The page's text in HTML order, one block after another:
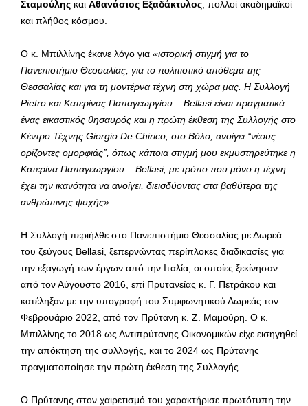
Σταμούλης και Αθανάσιος Εξαδάκτυλος , πολλοί ακαδημαϊκοί
και πλήθος κόσμου.
Ο κ. Μπιλλίνης έκανε λόγο για «ιστορική στιγμή για το
Πανεπιστήμιο Θεσσαλίας, για το πολιτιστικό απόθεμα της
Θεσσαλίας και για τη μοντέρνα τέχνη στη χώρα μας. Η Συλλογή
Pietro και Κατερίνας Παπαγεωργίου – Bellasi είναι πραγματικά
ένας εικαστικός θησαυρός και η πρώτη έκθεση της Συλλογής στο
Κέντρο Τέχνης Giorgio De Chirico, στο Βόλο, ανοίγει ‘‘νέους
ορίζοντες ομορφιάς’’, όπως κάποια στιγμή μου εκμυστηρεύτηκε η
Κατερίνα Παπαγεωργίου – Bellasi, με τρόπο που μόνο η τέχνη
έχει την ικανότητα να ανοίγει, διεισδύοντας στα βαθύτερα της
ανθρώπινης ψυχής»
Η Συλλογή περιήλθε στο Πανεπιστήμιο Θεσσαλίας με Δωρεά
του ζεύγους Bellasi, ξεπερνώντας περίπλοκες διαδικασίες για
την εξαγωγή των έργων από την Ιταλία, οι οποίες ξεκίνησαν
από τον Αύγουστο 2016, επί Πρυτανείας κ. Γ. Πετράκου και
κατέληξαν με την υπογραφή του Συμφωνητικού Δωρεάς τον
Φεβρουάριο 2022, από τον Πρύτανη κ. Ζ. Μαμούρη. Ο κ.
Μπιλλίνης το 2018 ως Αντιπρύτανης Οικονομικών είχε εισηγηθεί
την απόκτηση της συλλογής, και το 2024 ως Πρύτανης
πραγματοποίησε την πρώτη έκθεση της Συλλογής.
Ο Πρύτανης στον χαιρετισμό του χαρακτήρισε πρωτότυπη την